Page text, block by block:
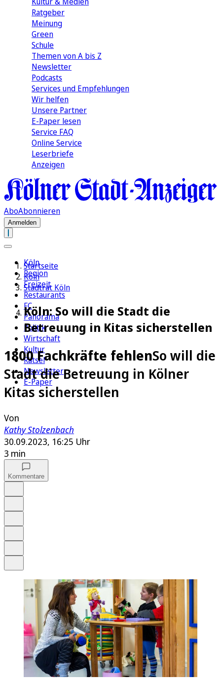
Ratgeber
Meinung
Green
Schule
Themen von A bis Z
Newsletter
Podcasts
Services und Empfehlungen
Wir helfen
Unsere Partner
E-Paper lesen
Service FAQ
Online Service
Leserbriefe
Anzeigen
AboAbonnieren
Anmelden
Köln
Region
Freizeit
Restaurants
FC
Panorama
Politik
Wirtschaft
Kultur
Rätsel
Newsletter
E-Paper
Startseite
Köln
Stadtrat Köln
Köln: So will die Stadt die
Betreuung in Kitas sicherstellen
1800 Fachkräfte fehlenSo will die
Stadt die Betreuung in Kölner
Kitas sicherstellen
Von
Kathy Stolzenbach
30.09.2023, 16:25 Uhr
3 min
Kommentare